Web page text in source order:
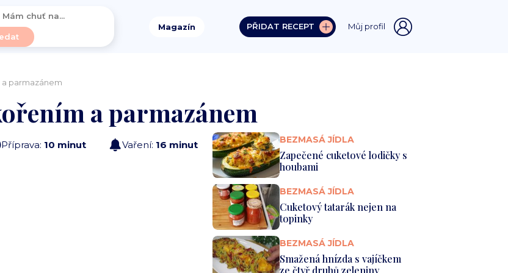
Magazín PŘIDAT RECEPT Můj profil
a parmazánem
a parmazánem
Příprava: 10 minut Vaření: 16 minut BEZMASÁ JÍDLA
Zapečené cuketové lodičky s
houbami
BEZMASÁ JÍDLA
Cuketový tatarák nejen na
topinky
BEZMASÁ JÍDLA
Smažená hnízda s vajíčkem
ze čtyř druhů zeleniny